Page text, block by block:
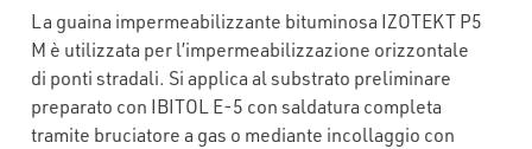
La guaina impermeabilizzante bituminosa IZOTEKT P5
M è utilizzata per l’impermeabilizzazione orizzontale
di ponti stradali. Si applica al substrato preliminare
preparato con IBITOL E-5 con saldatura completa
tramite bruciatore a gas o mediante incollaggio con